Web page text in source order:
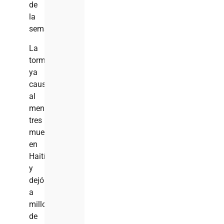
de
la
semana.
La
tormenta
ya
causó
al
menos
tres
muertos
en
Haití
y
dejó
a
millones
de